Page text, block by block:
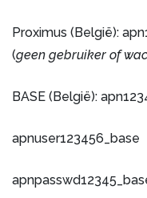
Proximus (België):
(geen gebruiker of
BASE (België):
apnuser123456_base